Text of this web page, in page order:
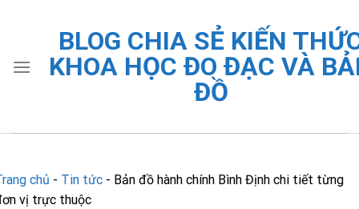
BLOG CHIA SẺ KIẾN
KHOA HỌC ĐO ĐẠC VÀ
ĐỒ
chủ - Tin tức - Bản đồ hành chính Bình Định chi tiết từng
vị trực thuộc